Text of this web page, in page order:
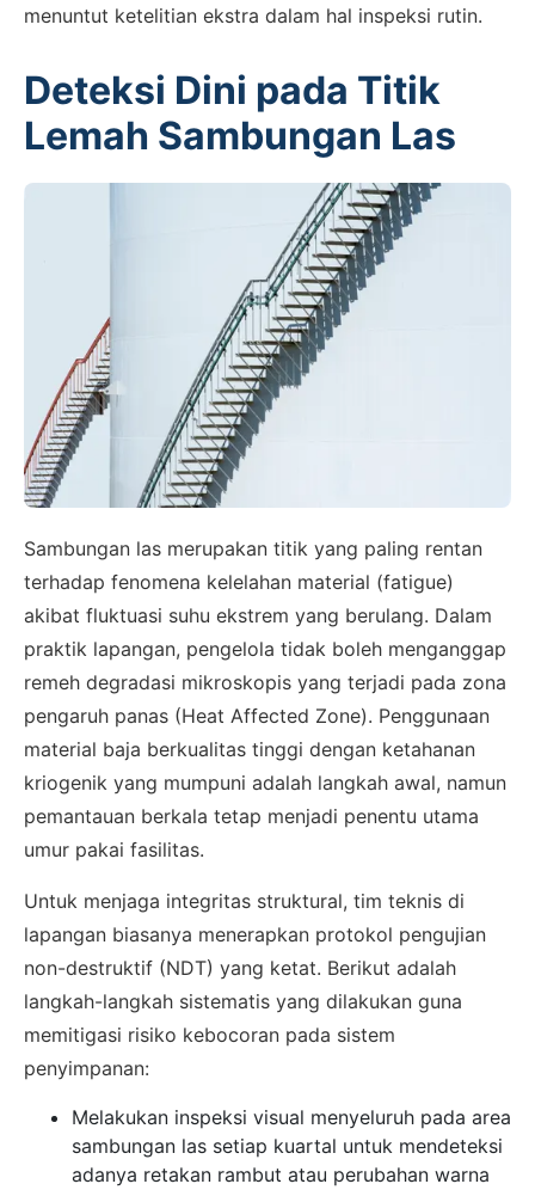
menuntut ketelitian ekstra dalam hal inspeksi rutin.
Deteksi Dini pada Titik
Lemah Sambungan Las
Sambungan las merupakan titik yang paling rentan
terhadap fenomena kelelahan material (fatigue)
akibat fluktuasi suhu ekstrem yang berulang. Dalam
praktik lapangan, pengelola tidak boleh menganggap
remeh degradasi mikroskopis yang terjadi pada zona
pengaruh panas (Heat Affected Zone). Penggunaan
material baja berkualitas tinggi dengan ketahanan
kriogenik yang mumpuni adalah langkah awal, namun
pemantauan berkala tetap menjadi penentu utama
umur pakai fasilitas.
Untuk menjaga integritas struktural, tim teknis di
lapangan biasanya menerapkan protokol pengujian
non-destruktif (NDT) yang ketat. Berikut adalah
langkah-langkah sistematis yang dilakukan guna
memitigasi risiko kebocoran pada sistem
penyimpanan:
Melakukan inspeksi visual menyeluruh pada area
sambungan las setiap kuartal untuk mendeteksi
adanya retakan rambut atau perubahan warna